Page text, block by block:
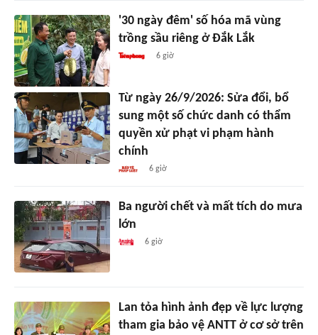
'30 ngày đêm' số hóa mã vùng
trồng sầu riêng ở Đắk Lắk
6 giờ
Từ ngày 26/9/2026: Sửa đổi, bổ
sung một số chức danh có thẩm
quyền xử phạt vi phạm hành
chính
6 giờ
Ba người chết và mất tích do mưa
lớn
6 giờ
Lan tỏa hình ảnh đẹp về lực lượng
tham gia bảo vệ ANTT ở cơ sở trên